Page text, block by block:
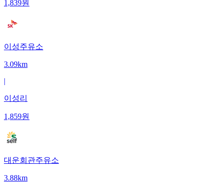
1,839원
이성주유소
3.09km
|
이성리
1,859원
대운회관주유소
3.88km